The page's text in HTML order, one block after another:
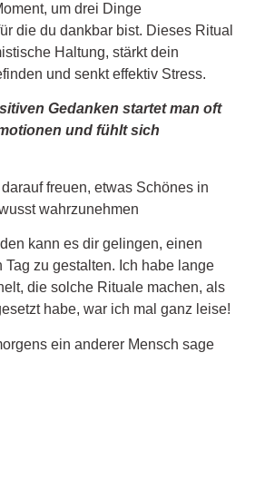
um drei Dinge
die du dankbar bist. Dieses Ritual
Haltung, stärkt dein
und senkt effektiv Stress.
Gedanken startet man oft
und fühlt sich
freuen, etwas Schönes in
wahrzunehmen
kann es dir gelingen, einen
Tag zu gestalten. Ich habe lange
die solche Rituale machen, als
habe, war ich mal ganz leise!
ein anderer Mensch sage